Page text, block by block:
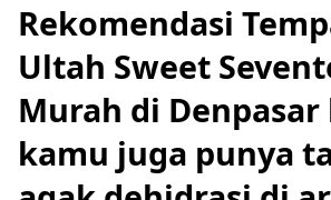
Rekomendasi
Ultah Sweet
Murah di Denpasar
kamu juga punya